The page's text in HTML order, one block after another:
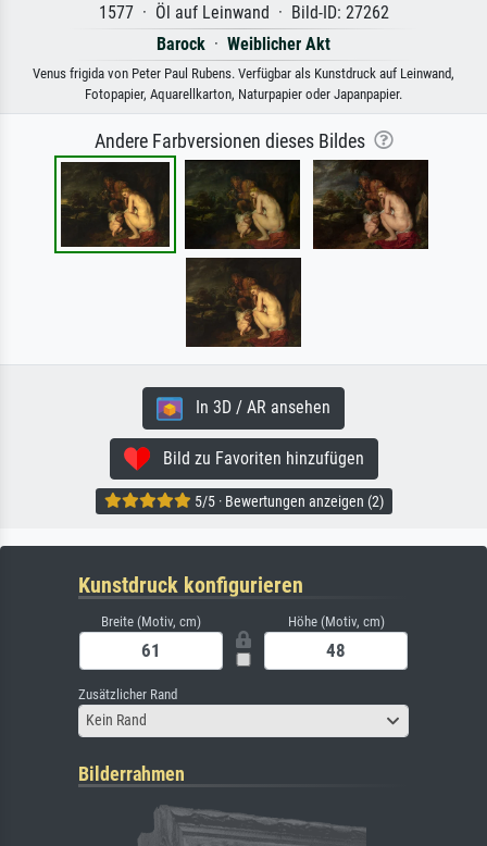
1577 · Öl auf Leinwand · Bild-ID: 27262
Barock · Weiblicher Akt
Venus frigida von Peter Paul Rubens. Verfügbar als Kunstdruck auf Leinwand,
Fotopapier, Aquarellkarton, Naturpapier oder Japanpapier.
Andere Farbversionen dieses Bildes
In 3D / AR ansehen
Bild zu Favoriten hinzufügen
5/5 · Bewertungen anzeigen (2)
Kunstdruck konfigurieren
Breite (Motiv, cm) Höhe (Motiv, cm)
Zusätzlicher Rand
Kein Rand
Bilderrahmen